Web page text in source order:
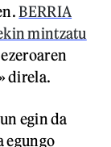
BERRIA
mintzatu
direla.
egin da
egungo